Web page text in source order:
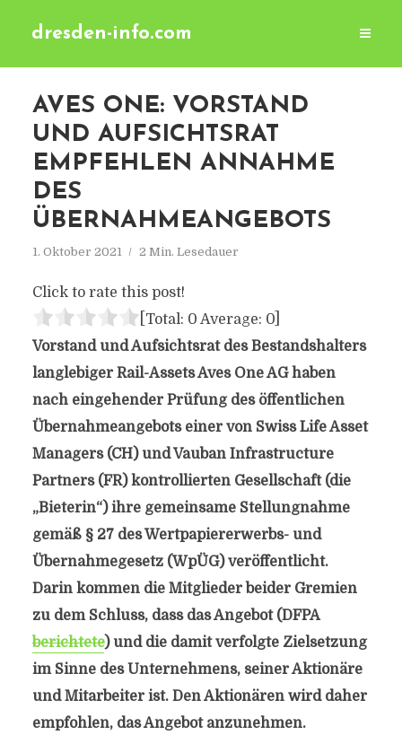
dresden-info.com
AVES ONE: VORSTAND
UND AUFSICHTSRAT
EMPFEHLEN ANNAHME
DES
ÜBERNAHMEANGEBOTS
1. Oktober 2021 2 Min. Lesedauer
Click to rate this post!
[Total: 0 Average: 0]
Vorstand und Aufsichtsrat des Bestandshalters
langlebiger Rail-Assets Aves One AG haben
nach eingehender Prüfung des öffentlichen
Übernahmeangebots einer von Swiss Life Asset
Managers (CH) und Vauban Infrastructure
Partners (FR) kontrollierten Gesellschaft (die
„Bieterin“) ihre gemeinsame Stellungnahme
gemäß § 27 des Wertpapiererwerbs- und
Übernahmegesetz (WpÜG) veröffentlicht.
Darin kommen die Mitglieder beider Gremien
zu dem Schluss, dass das Angebot (DFPA
berichtete) und die damit verfolgte Zielsetzung
im Sinne des Unternehmens, seiner Aktionäre
und Mitarbeiter ist. Den Aktionären wird daher
empfohlen, das Angebot anzunehmen.